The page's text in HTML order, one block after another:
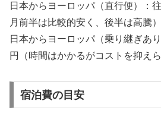
日本からヨーロッパ（直行便）：
月前半は比較的安く、後半は高騰）
日本からヨーロッパ（乗り継ぎあ
円（時間はかかるがコストを抑えら
宿泊費の目安